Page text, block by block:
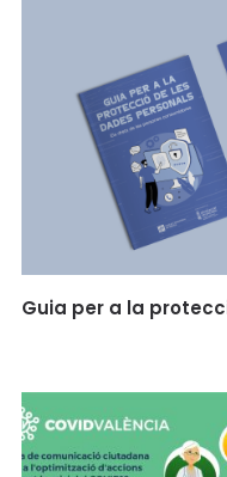
Guia per a la